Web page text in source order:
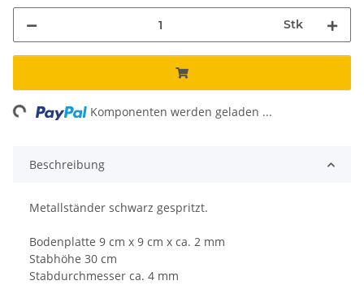
Stk
Komponenten werden geladen ...
Beschreibung
Metallständer schwarz gespritzt.
Bodenplatte 9 cm x 9 cm x ca. 2 mm
Stabhöhe 30 cm
Stabdurchmesser ca. 4 mm